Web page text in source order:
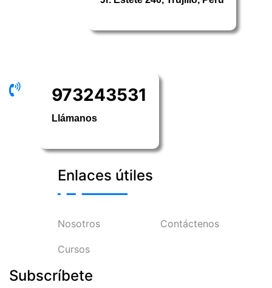
973243531
Llámanos
Enlaces útiles
Nosotros
Cursos
Contáctenos
Subscríbete